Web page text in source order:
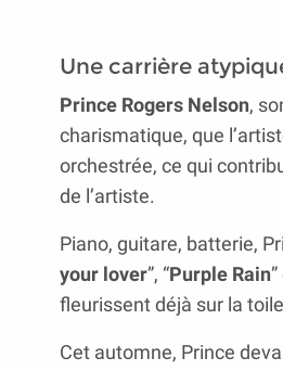
Une carrière
Prince Rogers Nelson,
charismatique, que
orchestrée, ce qui
de l’artiste.
Piano, guitare, batterie,
your lover”, “Purple Rain
fleurissent déjà sur la
Cet automne, Prince